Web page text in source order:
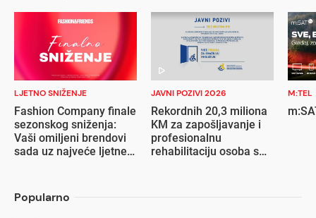
LJETNO SNIŽENJE
Fashion Company finale
sezonskog sniženja:
Vaši omiljeni brendovi
sada uz najveće ljetne
JAVNI POZIVI 2026
Rekordnih 20,3 miliona
KM za zapošljavanje i
profesionalnu
rehabilitaciju osoba s
M:TEL
Popularno